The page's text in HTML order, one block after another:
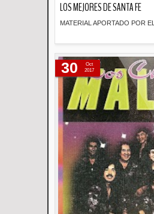
LOS MEJORES DE SANTA FE
MATERIAL APORTADO POR
30
Oct
2017